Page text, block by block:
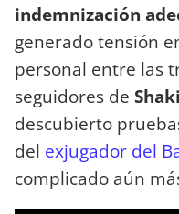
indemnización
generado tensión
personal entre las
seguidores de
descubierto
del exjugador del
complicado aún